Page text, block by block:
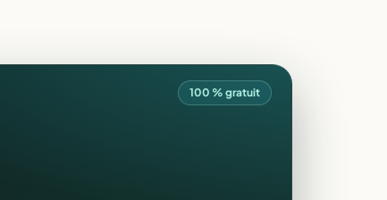
100 % gratuit